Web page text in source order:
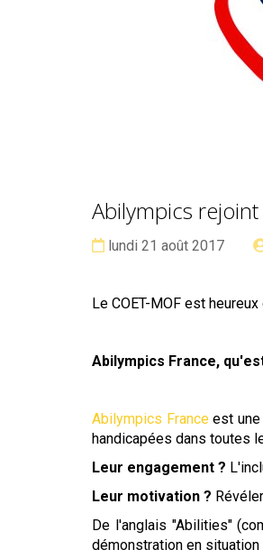
Abilympics
Date :
lundi 21 août 2017
Le COET-MOF est
Abilympics France,
Abilympics Franceest une
handicapées dans toutes
Leur engagement ?
Leur motivation ?
De l'anglais "Abilities"
démonstration en